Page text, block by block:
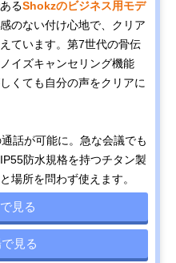
るShokzのビジネス用モデ
のない付け心地で、クリア
ています。第7世代の骨伝
イズキャンセリング機能
くても自分の声をクリアに
話が可能に。急な会議でも
防水規格を持つチタン製
場所を問わず使えます。
見る
見る